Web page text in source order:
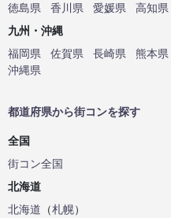
徳島県
香川県 愛媛県
高知県
九州・沖縄
福岡県
佐賀県 長崎県 熊本県
沖縄県
都道府県から街コンを探す
全国
街コン全国
北海道
北海道 （札幌）